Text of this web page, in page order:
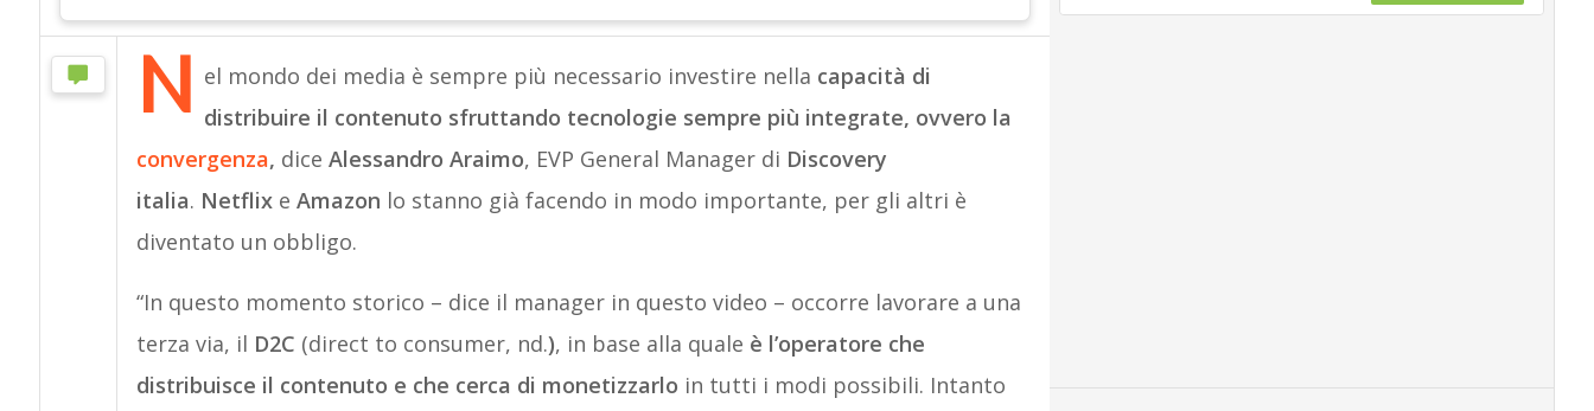
N el mondo dei media è sempre più necessario investire nella capacità di
distribuire il contenuto sfruttando tecnologie sempre più integrate, ovvero la
convergenza, dice Alessandro Araimo, EVP General Manager di Discovery
italia. Netflixe Amazon lo stanno già facendo in modo importante, per gli altri è
diventato un obbligo.
“In questo momento storico – dice il manager in questo video – occorre lavorare a una
terza via, il D2C (direct to consumer, nd.), in base alla quale è l’operatore che
distribuisce il contenuto e che cerca di monetizzarlo in tutti i modi possibili. Intanto